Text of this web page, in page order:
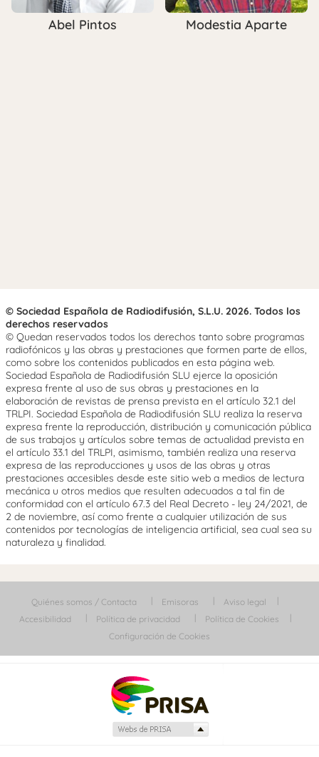
Abel Pintos Modestia Aparte
© Sociedad Española de Radiodifusión, S.L.U. 2026. Todos los
derechos reservados
© Quedan reservados todos los derechos tanto sobre programas
radiofónicos y las obras y prestaciones que formen parte de ellos,
como sobre los contenidos publicados en esta página web.
Sociedad Española de Radiodifusión SLU ejerce la oposición
expresa frente al uso de sus obras y prestaciones en la
elaboración de revistas de prensa prevista en el artículo 32.1 del
TRLPI. Sociedad Española de Radiodifusión SLU realiza la reserva
expresa frente la reproducción, distribución y comunicación pública
de sus trabajos y artículos sobre temas de actualidad prevista en
el artículo 33.1 del TRLPI, asimismo, también realiza una reserva
expresa de las reproducciones y usos de las obras y otras
prestaciones accesibles desde este sitio web a medios de lectura
mecánica u otros medios que resulten adecuados a tal fin de
conformidad con el artículo 67.3 del Real Decreto - ley 24/2021, de
2 de noviembre, así como frente a cualquier utilización de sus
contenidos por tecnologías de inteligencia artificial, sea cual sea su
naturaleza y finalidad.
Quiénes somos / Contacta Emisoras
Aviso legal
Accesibilidad
Política de privacidad
Política de Cookies
Configuración de Cookies